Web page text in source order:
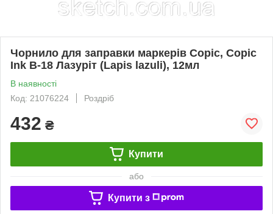
Чорнило для заправки маркерів Copic, Copic
Ink B-18 Лазуріт (Lapis lazuli), 12мл
В наявності
Код: 21076224
Роздріб
432 ₴
Купити
або
Купити з